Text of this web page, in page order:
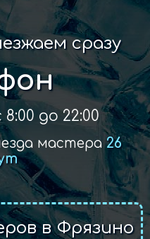
сразу
до 22:00
мастера26
в Фрязино